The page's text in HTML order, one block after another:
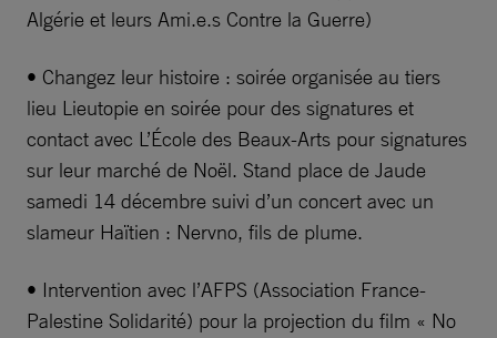
Algérie et leurs Ami.e.s Contre la Guerre)
• Changez leur histoire : soirée organisée au tiers
lieu Lieutopie en soirée pour des signatures et
contact avec L’École des Beaux-Arts pour signatures
sur leur marché de Noël. Stand place de Jaude
samedi 14 décembre suivi d’un concert avec un
slameur Haïtien : Nervno, fils de plume.
• Intervention avec l’AFPS (Association France-
Palestine Solidarité) pour la projection du film « No